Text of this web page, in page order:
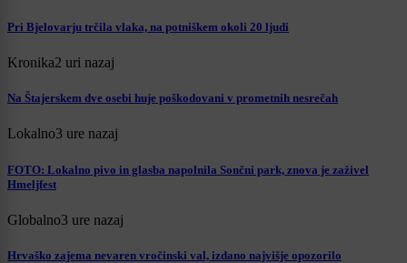
Pri Bjelovarju trčila vlaka, na potniškem okoli 20 ljudi
Kronika2 uri nazaj
Na Štajerskem dve osebi huje poškodovani v prometnih nesrečah
Lokalno3 ure nazaj
FOTO: Lokalno pivo in glasba napolnila Sončni park, znova je zaživel
Hmeljfest
Globalno3 ure nazaj
Hrvaško zajema nevaren vročinski val, izdano najvišje opozorilo